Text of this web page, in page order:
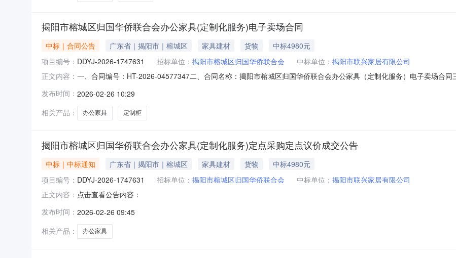
揭阳市榕城区归国华侨联合会办公家具(定制化服务)电子卖场合同
中标｜合同公告 广东省｜揭阳市｜榕城区 家具建材 货物
中标4980元
项目编号： DDYJ-2026-1747631 招标单位： 揭阳市榕城区归国华侨联合会 中标单位： 揭阳市联兴家居有限公司
正文内容： 一、合同编号：HT-2026-04577347二、合同名称：揭阳市榕城区归国华侨联合会办公家具（定制化服务）电子卖场合
式：13682725106供应商（乙方）：揭阳市联兴家居有限公司地址：仙桥街道联系方式：13751669008六、合同主要信
发布时间： 2026-02-26 10:29
相关产品：
办公家具 定制柜
揭阳市榕城区归国华侨联合会办公家具(定制化服务)定点采购定点议价成交公告
中标｜中标通知 广东省｜揭阳市｜榕城区 家具建材 货物
中标4980元
项目编号： DDYJ-2026-1747631 招标单位： 揭阳市榕城区归国华侨联合会 中标单位： 揭阳市联兴家居有限公司
正文内容： 点击查看公告内容：
发布时间： 2026-02-26 09:45
相关产品：
办公家具